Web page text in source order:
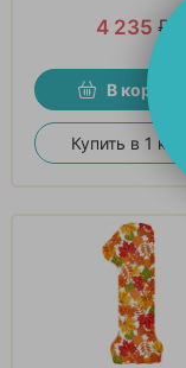
4 235 ₽
В корзину
Купить в 1 клик